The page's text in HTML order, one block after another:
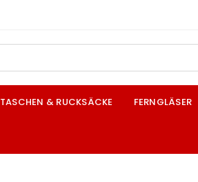
TASCHEN & RUCKSÄCKE FERNGLÄSER